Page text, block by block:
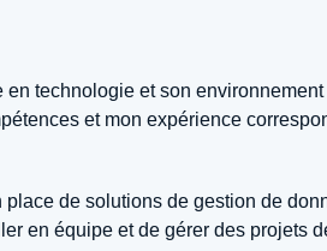
technologie et son
et mon expérience
de solutions de gestion de
en équipe et de gérer des projets